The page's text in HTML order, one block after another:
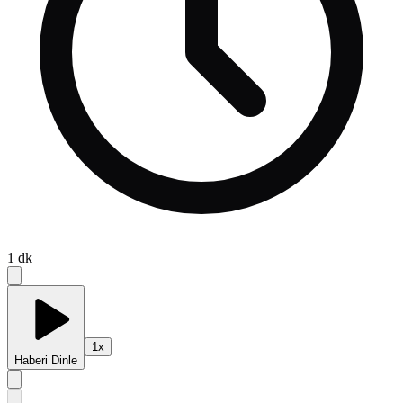
1 dk
Haberi Dinle
1x